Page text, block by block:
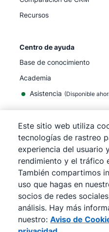
Recursos
Centro de ayuda
Base de conocimiento
Academia
Asistencia (Disponible
©2026Pipedrive
Pipedrive
Términos de servicio
Pipedrive
Aviso de privacidad
Mapa del sitio
Aviso de Cookies
Preferencias de cookies
Pipedrive es un CRM de
Este sitio web utiliza
tecnologías de rastreo
experiencia del usuario
rendimiento y el tráfico
También compartimos
uso que hagas en
socios de redes
análisis. Hay más
nuestro: Aviso de